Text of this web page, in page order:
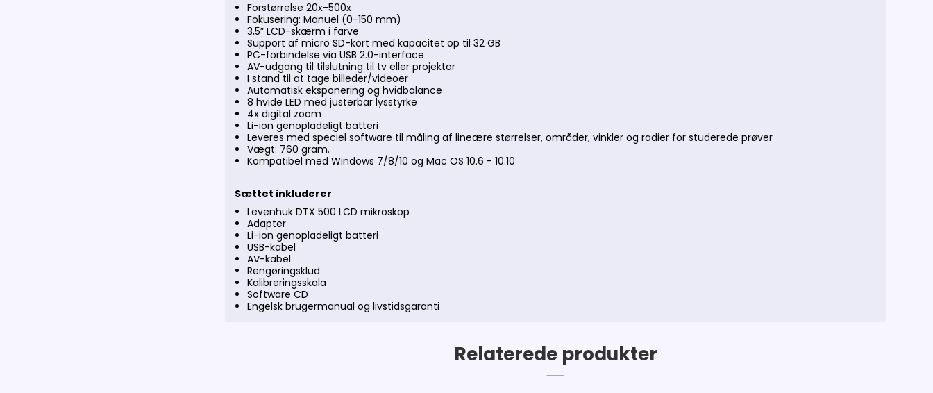
Forstørrelse 20x-500x
Fokusering: Manuel (0-150 mm)
3,5” LCD-skærm i farve
Support af micro SD-kort med kapacitet op til 32 GB
PC-forbindelse via USB 2.0-interface
AV-udgang til tilslutning til tv eller projektor
I stand til at tage billeder/videoer
Automatisk eksponering og hvidbalance
8 hvide LED med justerbar lysstyrke
4x digital zoom
Li-ion genopladeligt batteri
Leveres med speciel software til måling af lineære størrelser, områder, vinkler og radier for studerede prøver
Vægt: 760 gram.
Kompatibel med Windows 7/8/10 og Mac OS 10.6 - 10.10
Sættet inkluderer
Levenhuk DTX 500 LCD mikroskop
Adapter
Li-ion genopladeligt batteri
USB-kabel
AV-kabel
Rengøringsklud
Kalibreringsskala
Software CD
Engelsk brugermanual og livstidsgaranti
Relaterede produkter